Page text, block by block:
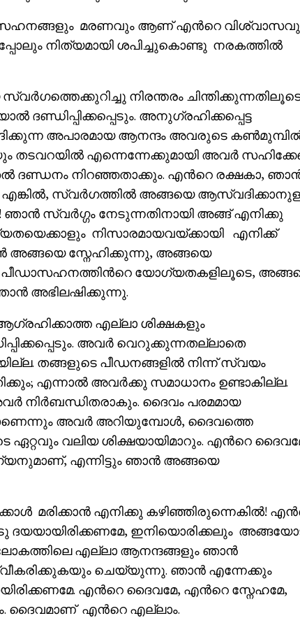
മരണവും ആണ് എൻറെ
നിത്യമായി ശപിച്ചുകൊണ്ടു നരകത്തിൽ
നിരന്തരം
അനുഗ്രഹിക്കപ്പെട്ട
അപാരമായ ആനന്ദം അവരുടെ
തടവറയിൽ എന്നെന്നേക്കുമായി അവർ
ദണ്ഡനം നിറഞ്ഞതാക്കും. എൻറെ രക്ഷകാ,
സ്വർഗത്തിൽ അങ്ങയെ
സ്വർഗ്ഗം നേടുന്നതിനായി അങ്ങ് എനിക്കു
നിസാരമായവയ്‌ക്കായി എനിക്ക്
അങ്ങയെ സ്നേഹിക്കുന്നു, അങ്ങയെ
പീഡാസഹനത്തിൻറെ യോഗ്യതകളിലൂടെ,
അഭിലഷിക്കുന്നു.
എല്ലാ ശിക്ഷകളും
അവർ വെറുക്കുന്നതല്ലാതെ
തങ്ങളുടെ പീഡനങ്ങളിൽ നിന്ന് സ്വയം
എന്നാൽ അവർക്കു സമാധാനം ഉണ്ടാകില്ല.
നിർബന്ധിതരാകും. ദൈവം പരമമായ
അവർ അറിയുമ്പോൾ, ദൈവത്തെ
വലിയ ശിക്ഷയായിമാറും. എൻറെ
എന്നിട്ടും ഞാൻ അങ്ങയെ
മരിക്കാൻ എനിക്കു കഴിഞ്ഞിരുന്നെകിൽ!
ദയയായിരിക്കണമേ, ഇനിയൊരിക്കലും
എല്ലാ ആനന്ദങ്ങളും ഞാൻ
ചെയ്യുന്നു. ഞാൻ എന്നേക്കും
എൻറെ ദൈവമേ, എൻറെ സ്നേഹമേ,
എൻറെ എല്ലാം.